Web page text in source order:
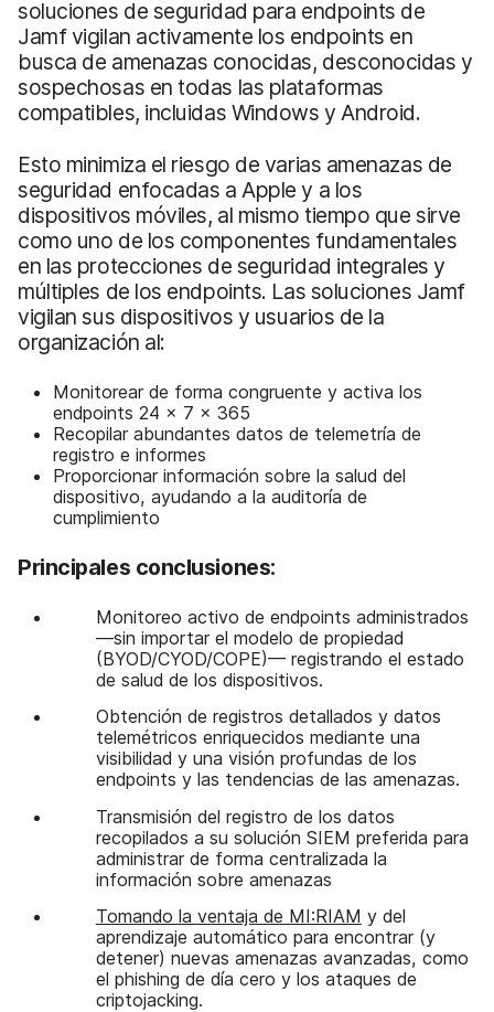
soluciones de seguridad para endpoints de
Jamf vigilan activamente los endpoints en
busca de amenazas conocidas, desconocidas y
sospechosas en todas las plataformas
compatibles, incluidas Windows y Android.
Esto minimiza el riesgo de varias amenazas de
seguridad enfocadas a Apple y a los
dispositivos móviles, al mismo tiempo que sirve
como uno de los componentes fundamentales
en las protecciones de seguridad integrales y
múltiples de los endpoints. Las soluciones Jamf
vigilan sus dispositivos y usuarios de la
organización al:
Monitorear de forma congruente y activa los
endpoints 24 x 7 x 365
Recopilar abundantes datos de telemetría de
registro e informes
Proporcionar información sobre la salud del
dispositivo, ayudando a la auditoría de
cumplimiento
Principales conclusiones:
Monitoreo activo de endpoints administrados
—sin importar el modelo de propiedad
(BYOD/CYOD/COPE)— registrando el estado
de salud de los dispositivos.
Obtención de registros detallados y datos
telemétricos enriquecidos mediante una
visibilidad y una visión profundas de los
endpoints y las tendencias de las amenazas.
Transmisión del registro de los datos
recopilados a su solución SIEM preferida para
administrar de forma centralizada la
información sobre amenazas
Tomando la ventaja de MI:RIAM y del
aprendizaje automático para encontrar (y
detener) nuevas amenazas avanzadas, como
el phishing de día cero y los ataques de
criptojacking.